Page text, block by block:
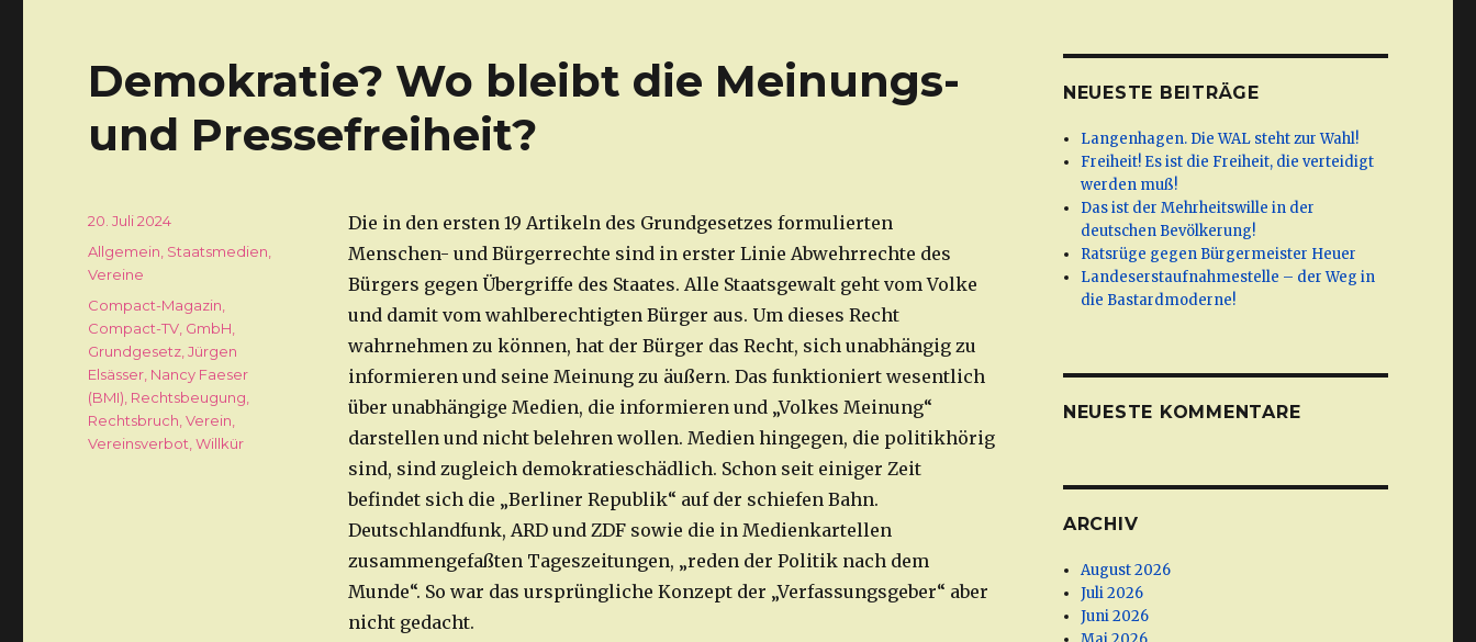
Demokratie? Wo bleibt die Meinungs-
und Pressefreiheit?
Die in den ersten 19 Artikeln des Grundgesetzes formulierten
Menschen- und Bürgerrechte sind in erster Linie Abwehrrechte des
Bürgers gegen Übergriffe des Staates. Alle Staatsgewalt geht vom Volke
und damit vom wahlberechtigten Bürger aus. Um dieses Recht
wahrnehmen zu können, hat der Bürger das Recht, sich unabhängig zu
informieren und seine Meinung zu äußern. Das funktioniert wesentlich
über unabhängige Medien, die informieren und „Volkes Meinung“
darstellen und nicht belehren wollen. Medien hingegen, die politikhörig
sind, sind zugleich demokratieschädlich. Schon seit einiger Zeit
befindet sich die „Berliner Republik“ auf der schiefen Bahn.
Deutschlandfunk, ARD und ZDF sowie die in Medienkartellen
zusammengefaßten Tageszeitungen, „reden der Politik nach dem
Munde“. So war das ursprüngliche Konzept der „Verfassungsgeber“ aber
nicht gedacht.
Veröffentlicht
am
20. Juli 2024
Kategorien
Allgemein Staatsmedien
Vereine
Schlagwörter
Compact-Magazin
Compact-TV GmbH
Grundgesetz ,Jürgen
Elsässer Nancy Faeser
(BMI) Rechtsbeugung
Rechtsbruch ,Verein
Vereinsverbot ,Willkür
NEUESTE BEITRÄGE
Langenhagen. Die WAL steht zur Wahl!
Freiheit! Es ist die Freiheit, die verteidigt
werden muß!
Das ist der Mehrheitswille in der
deutschen Bevölkerung!
Ratsrüge gegen Bürgermeister Heuer
Landeserstaufnahmestelle – der Weg in
die Bastardmoderne!
NEUESTE KOMMENTARE
ARCHIV
August 2026
Juli 2026
Juni 2026